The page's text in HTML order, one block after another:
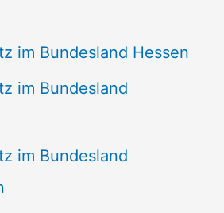
im Bundesland Hessen
im Bundesland
im Bundesland